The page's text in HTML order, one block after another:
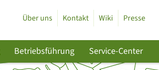
Über uns Kontakt Wiki Presse
Betriebsführung Service-Center